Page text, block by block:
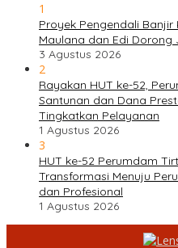
1
Proyek Pengendali
Maulana dan Edi
3 Agustus 2026
2
Rayakan HUT ke-52,
Santunan dan Dana
Tingkatkan Pelayanan
1 Agustus 2026
3
HUT ke-52 Perumdam
Transformasi Menuju
dan Profesional
1 Agustus 2026